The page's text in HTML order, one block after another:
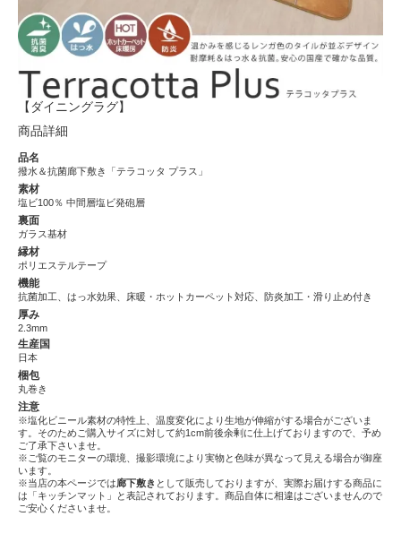
【ダイニングラグ】
商品詳細
品名
撥水＆抗菌廊下敷き「テラコッタ プラス」
素材
塩ビ100％ 中間層塩ビ発砲層
裏面
ガラス基材
縁材
ポリエステルテープ
機能
抗菌加工、はっ水効果、床暖・ホットカーペット対応、防炎加工・滑り止め付き
厚み
2.3mm
生産国
日本
梱包
丸巻き
注意
※塩化ビニール素材の特性上、温度変化により生地が伸縮がする場合がございま
す。そのためご購入サイズに対して約1cm前後余剰に仕上げておりますので、予め
ご了承下さいませ。
※ご覧のモニターの環境、撮影環境により実物と色味が異なって見える場合が御座
います。
※当店の本ページでは廊下敷き として販売しておりますが、実際お届けする商品に
は「キッチンマット」と表記されております。商品自体に相違はございませんので
ご安心くださいませ。